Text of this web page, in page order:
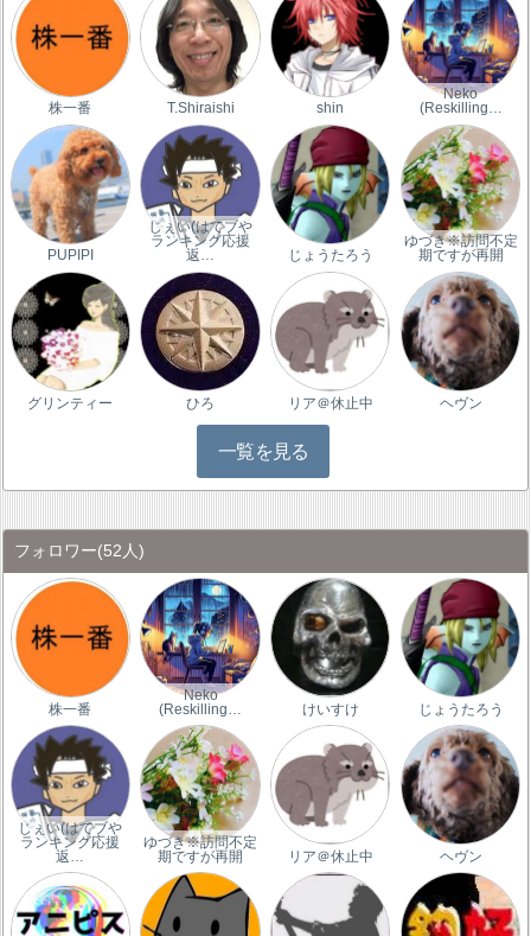
株一番 T.Shiraishi shin
Neko
(Reskilling…
PUPIPI
じぇい(はてブや
ランキング応援
返…
じょうたろう
ゆづき※訪問不定
期ですが再開
グリンティー ひろ リア＠休止中 ヘヴン
一覧を見る
フォロワー(52人)
株一番
Neko
(Reskilling…
けいすけ じょうたろう
じぇい(はてブや
ランキング応援
返…
ゆづき※訪問不定
期ですが再開
リア＠休止中 ヘヴン